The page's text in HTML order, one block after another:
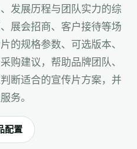
发展历程与团队实力的综
展会招商、客户接待等场
的规格参数、可选版本、
购建议，帮助品牌团队、
断适合的宣传片方案，并
务。
配置